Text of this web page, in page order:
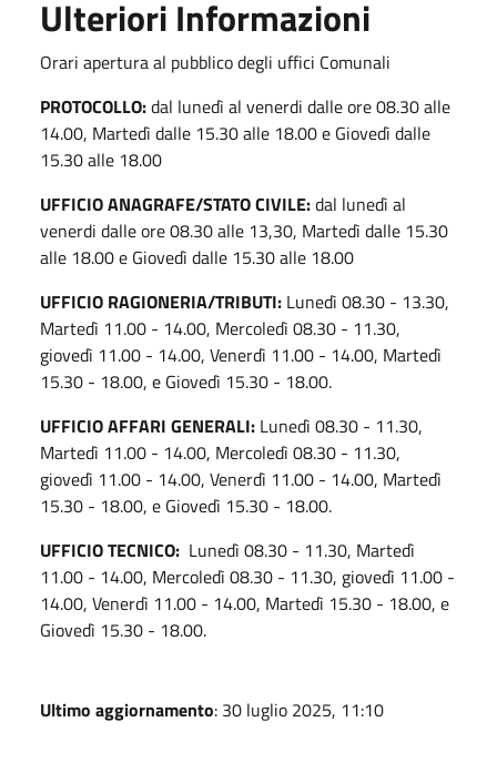
Ulteriori Informazioni
Orari apertura al pubblico degli uffici Comunali
PROTOCOLLO:dal lunedì al venerdi dalle ore 08.30 alle
14.00, Martedì dalle 15.30 alle 18.00 e Giovedì dalle
15.30 alle 18.00
UFFICIO ANAGRAFE/STATO CIVILE:dal lunedì al
venerdi dalle ore 08.30 alle 13,30, Martedì dalle 15.30
alle 18.00 e Giovedì dalle 15.30 alle 18.00
UFFICIO RAGIONERIA/TRIBUTI: Lunedì 08.30 - 13.30,
Martedì 11.00 - 14.00, Mercoledì 08.30 - 11.30,
giovedì 11.00 - 14.00, Venerdì 11.00 - 14.00, Martedì
15.30 - 18.00, e Giovedì 15.30 - 18.00.
UFFICIO AFFARI GENERALI: Lunedì 08.30 - 11.30,
Martedì 11.00 - 14.00, Mercoledì 08.30 - 11.30,
giovedì 11.00 - 14.00, Venerdì 11.00 - 14.00, Martedì
15.30 - 18.00, e Giovedì 15.30 - 18.00.
UFFICIO TECNICO: Lunedì 08.30 - 11.30, Martedì
11.00 - 14.00, Mercoledì 08.30 - 11.30, giovedì 11.00 -
14.00, Venerdì 11.00 - 14.00, Martedì 15.30 - 18.00, e
Giovedì 15.30 - 18.00.
Ultimo aggiornamento: 30 luglio 2025, 11:10